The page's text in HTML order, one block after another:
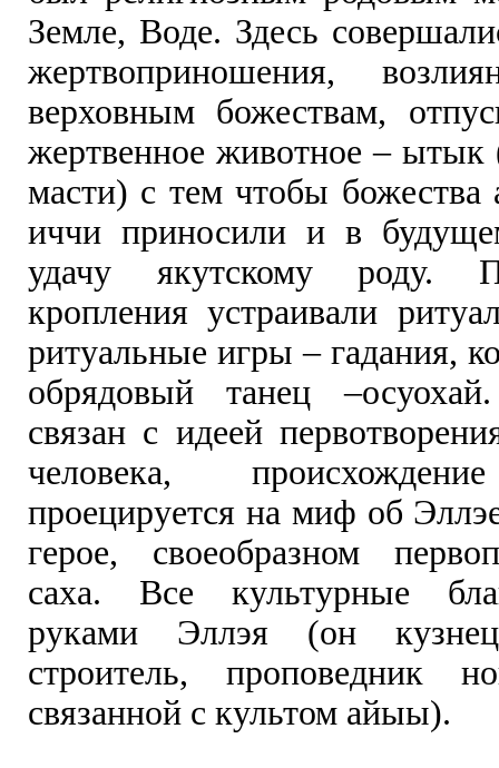
Земле, Воде. Здесь
жертвоприношения,
верховным божествам,
жертвенное животное – ытык
масти) с тем чтобы
иччи приносили и в
удачу якутскому роду.
кропления устраивали
ритуальные игры – гадания,
обрядовый танец
связан с идеей
человека,
проецируется на миф об
герое, своеобразном
саха. Все культурные
руками Эллэя (он
строитель, проповедник
связанной с культом айыы).